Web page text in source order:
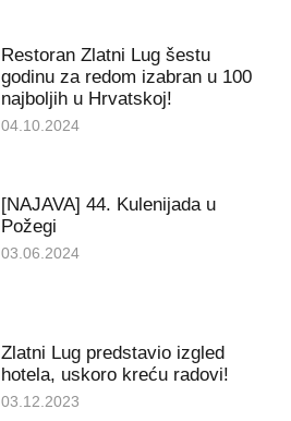
Restoran Zlatni Lug šestu
godinu za redom izabran u 100
najboljih u Hrvatskoj!
04.10.2024
[NAJAVA] 44. Kulenijada u
Požegi
03.06.2024
Zlatni Lug predstavio izgled
hotela, uskoro kreću radovi!
03.12.2023